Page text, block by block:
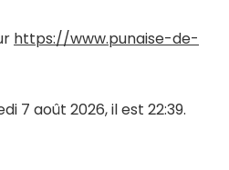
https://www.punaise-de-
7 août 2026, il est 22:39.